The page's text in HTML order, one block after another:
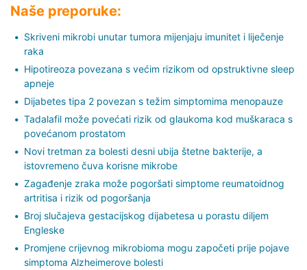
Naše preporuke:
Skriveni mikrobi unutar tumora mijenjaju imunitet i liječenje
raka
Hipotireoza povezana s većim rizikom od opstruktivne sleep
apneje
Dijabetes tipa 2 povezan s težim simptomima menopauze
Tadalafil može povećati rizik od glaukoma kod muškaraca s
povećanom prostatom
Novi tretman za bolesti desni ubija štetne bakterije, a
istovremeno čuva korisne mikrobe
Zagađenje zraka može pogoršati simptome reumatoidnog
artritisa i rizik od pogoršanja
Broj slučajeva gestacijskog dijabetesa u porastu diljem
Engleske
Promjene crijevnog mikrobioma mogu započeti prije pojave
simptoma Alzheimerove bolesti